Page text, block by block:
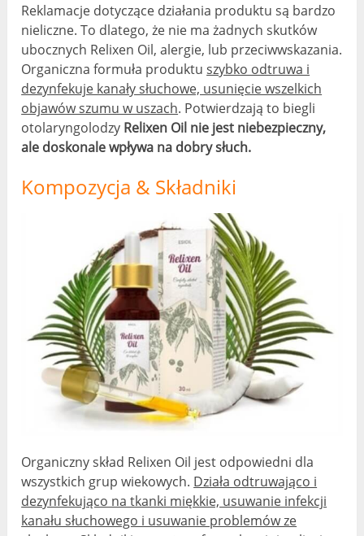
Reklamacje dotyczące działania produktu są bardzo
nieliczne. To dlatego, że nie ma żadnych skutków
ubocznych Relixen Oil, alergie, lub przeciwwskazania.
Organiczna formuła produktuszybko odtruwa i
dezynfekuje kanały słuchowe, usunięcie wszelkich
objawów szumu w uszach. Potwierdzają to biegli
otolaryngolodzy Relixen Oil nie jest niebezpieczny,
ale doskonale wpływa na dobry słuch.
Kompozycja & Składniki
Organiczny skład Relixen Oil jest odpowiedni dla
wszystkich grup wiekowych. Działa odtruwająco i
dezynfekująco na tkanki miękkie, usuwanie infekcji
kanału słuchowego i usuwanie problemów ze